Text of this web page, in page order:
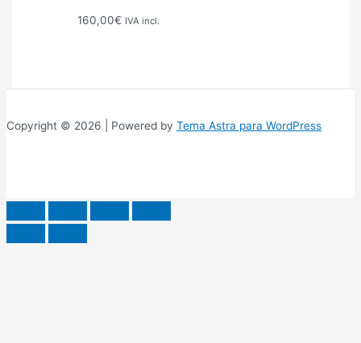
160,00€ IVA incl.
Copyright © 2026 | Powered by Tema Astra para WordPress